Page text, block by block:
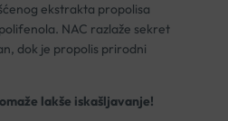
ekstrakta propolisa
NAC razlaže sekret
dok je propolis prirodni
lakše iskašljavanje!